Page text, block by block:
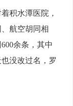
积水潭医院，
航空胡同相
余条，其中
没改过名，罗